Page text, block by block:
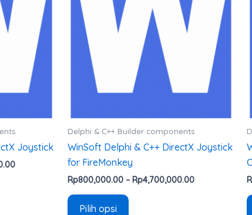
Joystick
Delphi & C++ Builder components
WinSoft Delphi & C++ DirectX Joystick
for FireMonkey
Rp800,000.00 – Rp4,700,000.00
Pilih opsi
Pilihan
dapat
diambil
di
halaman